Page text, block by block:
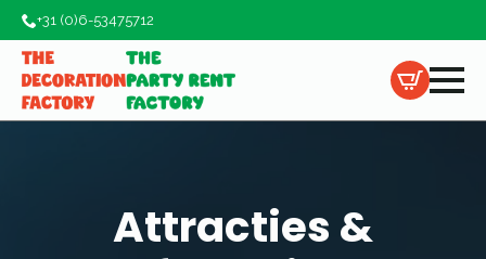
+31 (0)6-53475712
Attracties &